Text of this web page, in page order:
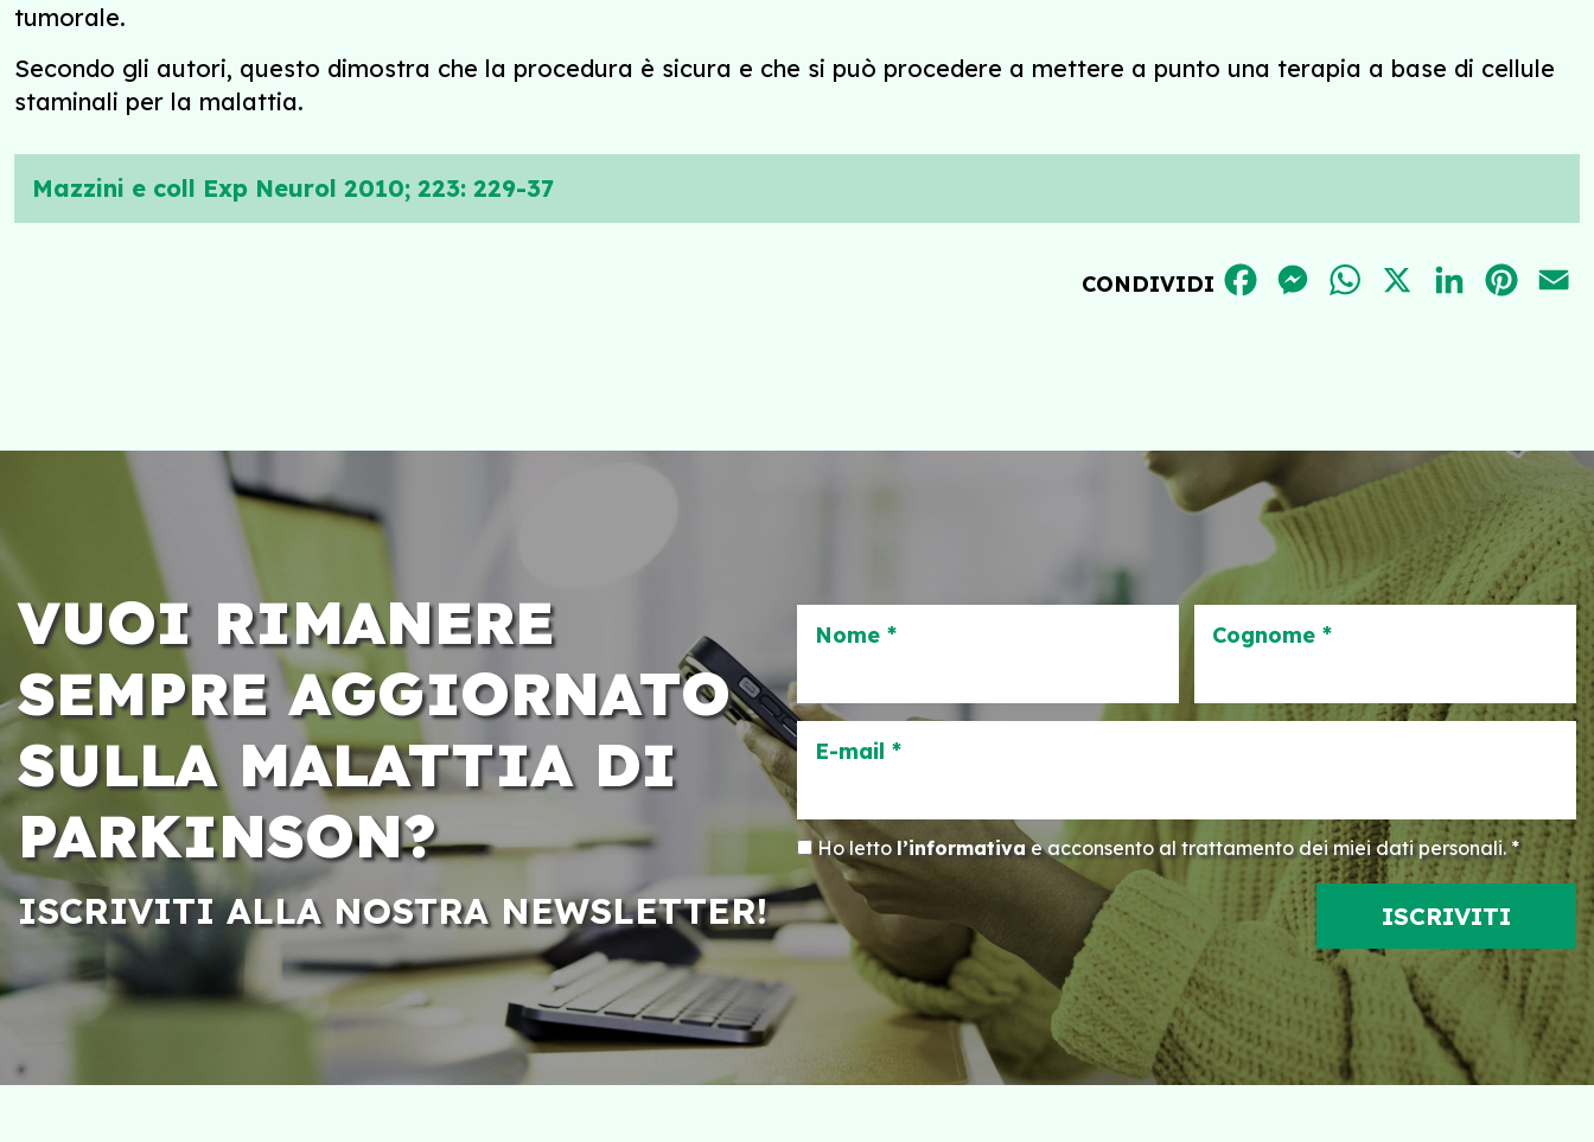
tumorale.
Secondo gli autori, questo dimostra che la procedura è sicura e che si può procedere a mettere a punto una terapia a base di cellule
staminali per la malattia.
Mazzini e coll Exp Neurol 2010; 223: 229-37
CONDIVIDI FACEBOOKMESSENGER
WHATSAPPLINKEDIN
VUOI RIMANERE
SEMPRE AGGIORNATO
SULLA MALATTIA DI
PARKINSON?
ISCRIVITI ALLA NOSTRA NEWSLETTER!
Nome * Cognome *
E-mail *
Ho letto l’informativae acconsento al trattamento dei miei dati personali. *